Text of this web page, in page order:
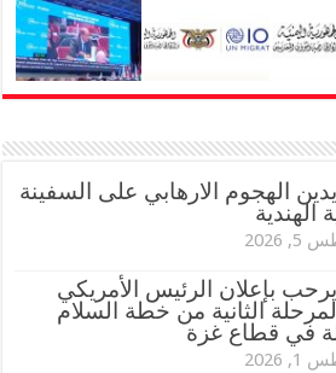
الهجوم الارهابي على السفينة
الهندية
2026
بإعلان الرئيس الأمريكي
الثانية من خطة السلام
في قطاع غزة
2026